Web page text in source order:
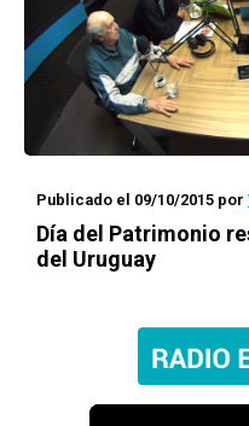
Publicado el 09/10/2015 por
Día del Patrimonio
del Uruguay